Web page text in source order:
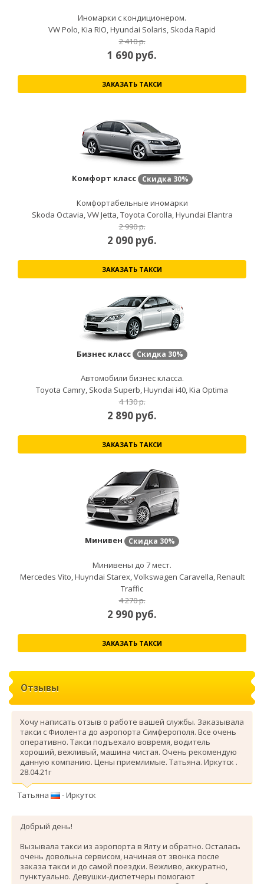
Иномарки с кондиционером.
VW Polo, Kia RIO, Hyundai Solaris, Skoda Rapid
2 410 р.
1 690 руб.
ЗАКАЗАТЬ ТАКСИ
Комфорт класс Скидка 30%
Комфортабельные иномарки
Skoda Octavia, VW Jetta, Toyota Corolla, Hyundai Elantra
2 990 р.
2 090 руб.
ЗАКАЗАТЬ ТАКСИ
Бизнес класс Скидка 30%
Автомобили бизнес класса.
Toyota Camry, Skoda Superb, Huyndai i40, Kia Optima
4 130 р.
2 890 руб.
ЗАКАЗАТЬ ТАКСИ
Минивен Скидка 30%
Минивены до 7 мест.
Mercedes Vito, Huyndai Starex, Volkswagen Caravella, Renault
Traffic
4 270 р.
2 990 руб.
ЗАКАЗАТЬ ТАКСИ
Отзывы
Хочу написать отзыв о работе вашей службы. Заказывала
такси с Фиолента до аэропорта Симферополя. Все очень
оперативно. Такси подъехало вовремя, водитель
хороший, вежливый, машина чистая. Очень рекомендую
данную компанию. Цены приемлимые. Татьяна. Иркутск .
28.04.21г
Татьяна - Иркутск
Добрый день!
Вызывала такси из аэропорта в Ялту и обратно. Осталась
очень довольна сервисом, начиная от звонка после
заказа такси и до самой поездки. Вежливо, аккуратно,
пунктуально. Девушки-диспетчеры помогают